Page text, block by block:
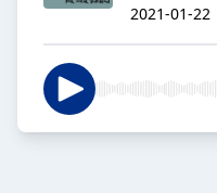
2021-01-22